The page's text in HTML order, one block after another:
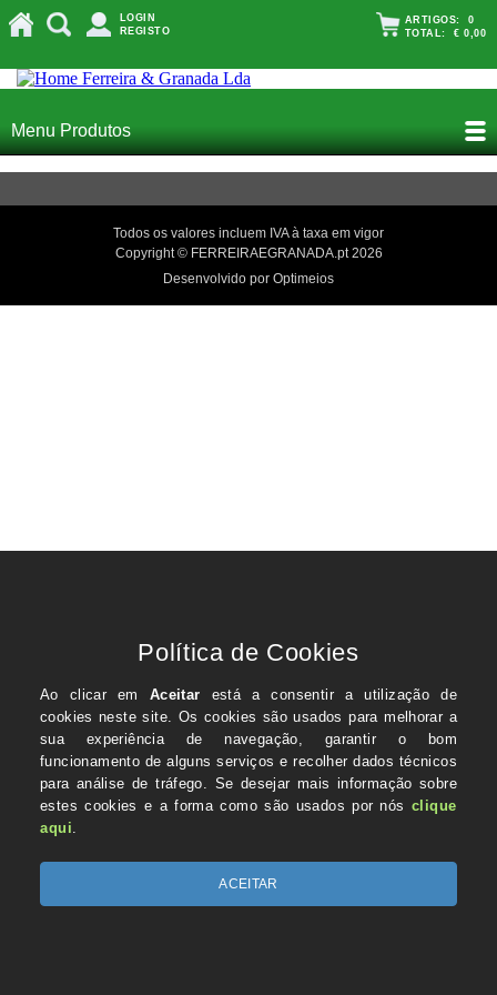
LOGIN
REGISTO
ARTIGOS: 0
TOTAL: € 0,00
Menu Produtos
Todos os valores incluem IVA à taxa em vigor
Copyright © FERREIRAEGRANADA.pt 2026
Desenvolvido por Optimeios